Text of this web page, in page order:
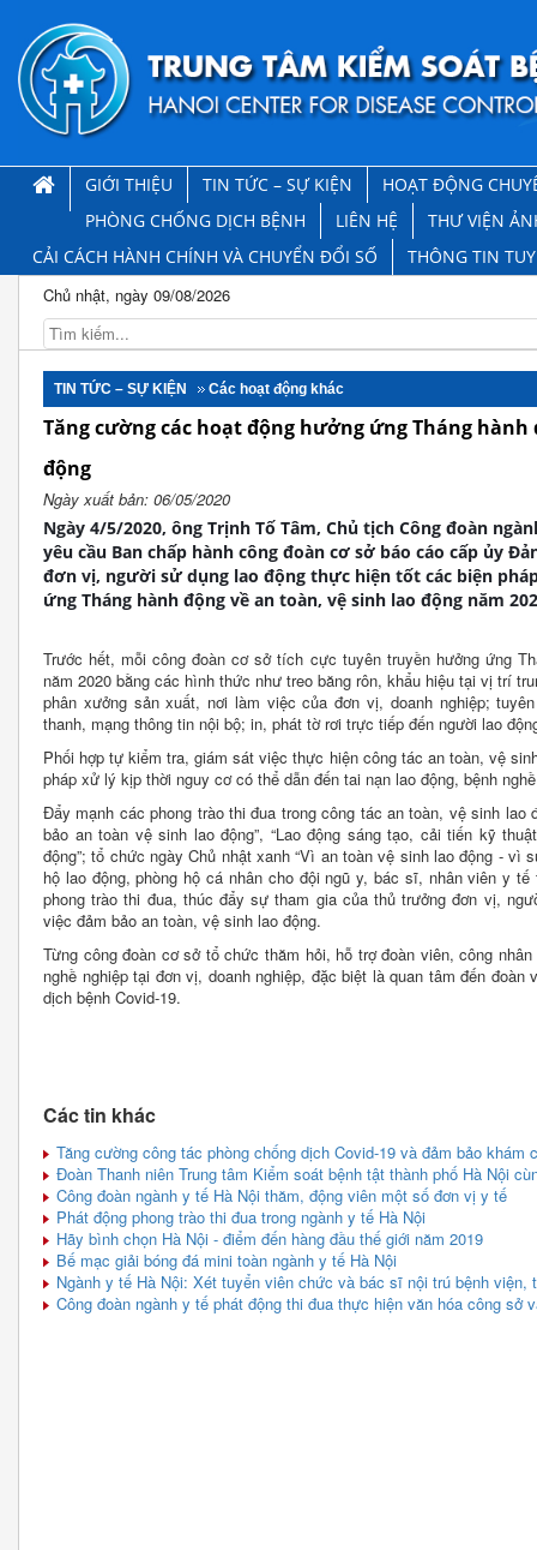
GIỚI THIỆU TIN TỨC – SỰ KIỆN
HOẠT ĐỘNG
PHÒNG CHỐNG DỊCH BỆNH
LIÊN HỆ
THƯ VIỆN
CẢI CÁCH HÀNH CHÍNH VÀ CHUYỂN ĐỔI SỐ
THÔNG TIN
Chủ nhật, ngày 09/08/2026
TIN TỨC – SỰ KIỆN Các hoạt động khác
Tăng cường các hoạt động hưởng ứng Tháng
động
Ngày xuất bản: 06/05/2020
Ngày 4/5/2020, ông Trịnh Tố Tâm, Chủ tịch Công đoàn
yêu cầu Ban chấp hành công đoàn cơ sở báo cáo cấp ủy
đơn vị, người sử dụng lao động thực hiện tốt các biện
ứng Tháng hành động về an toàn, vệ sinh lao động năm
Trước hết, mỗi công đoàn cơ sở tích cực tuyên truyền hưởng ứng
năm 2020 bằng các hình thức như treo băng rôn, khẩu hiệu tại vị trí
phân xưởng sản xuất, nơi làm việc của đơn vị, doanh nghiệp;
thanh, mạng thông tin nội bộ; in, phát tờ rơi trực tiếp đến người lao
Phối hợp tự kiểm tra, giám sát việc thực hiện công tác an toàn, vệ
pháp xử lý kịp thời nguy cơ có thể dẫn đến tai nạn lao động, bệnh
Đẩy mạnh các phong trào thi đua trong công tác an toàn, vệ sinh lao
bảo an toàn vệ sinh lao động”, “Lao động sáng tạo, cải tiến kỹ
động”; tổ chức ngày Chủ nhật xanh “Vì an toàn vệ sinh lao động - vì
hộ lao động, phòng hộ cá nhân cho đội ngũ y, bác sĩ, nhân viên y
phong trào thi đua, thúc đẩy sự tham gia của thủ trưởng đơn vị,
việc đảm bảo an toàn, vệ sinh lao động.
Từng công đoàn cơ sở tổ chức thăm hỏi, hỗ trợ đoàn viên, công
nghề nghiệp tại đơn vị, doanh nghiệp, đặc biệt là quan tâm đến
dịch bệnh Covid-19.
Các tin khác
Tăng cường công tác phòng chống dịch Covid-19 và đảm bảo khám
Đoàn Thanh niên Trung tâm Kiểm soát bệnh tật thành phố Hà Nội
Công đoàn ngành y tế Hà Nội thăm, động viên một số đơn vị y tế
Phát động phong trào thi đua trong ngành y tế Hà Nội
Hãy bình chọn Hà Nội - điểm đến hàng đầu thế giới năm 2019
Bế mạc giải bóng đá mini toàn ngành y tế Hà Nội
Ngành y tế Hà Nội: Xét tuyển viên chức và bác sĩ nội trú bệnh viện,
Công đoàn ngành y tế phát động thi đua thực hiện văn hóa công sở